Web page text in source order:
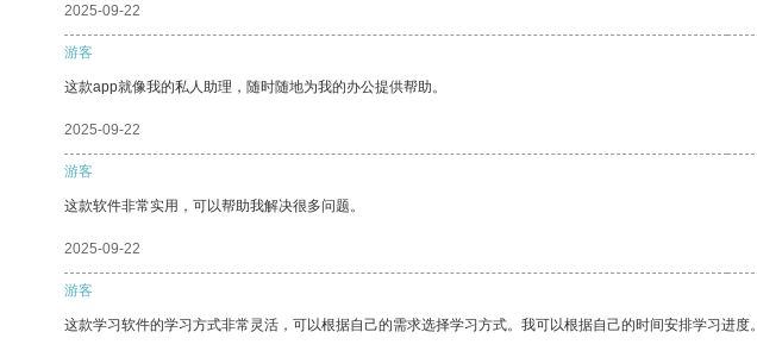
2025-09-22
游客
这款app就像我的私人助理，随时随地为我的办公提供帮助。
2025-09-22
游客
这款软件非常实用，可以帮助我解决很多问题。
2025-09-22
游客
这款学习软件的学习方式非常灵活，可以根据自己的需求选择学习方式。我可以根据自己的时间安排学习进度。